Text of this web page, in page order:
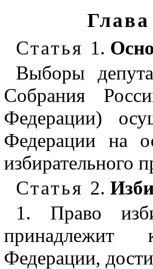
Глава
Статья 1.
Выборы
Собрания
Федерации)
Федерации на
избирательного
Статья 2.
1. Право
принадлежит
Федерации,